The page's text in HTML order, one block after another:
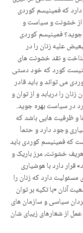
کە فمینیسم کوردی
از خشونت و سیاست و
جوید؟ فمینیسم کوردی
علیه زنان را در
و نقد خشونت های
کورد کە خود دستی
می تواند و باید قادر
را دریابد و از توان و
در سیاست بهرە جوید.
و ظرفیت هایی باشد که
وجود دارد و حتماَ
کە فمینیسم کوردی باید
خشونت، مرز باریک و
دارد با هوشیاری
دارد کە زنان را
آنان «با تکیە بر توان
سیاسی و سازمان های
از شعارهای زیبای شان